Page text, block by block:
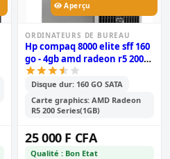
Aperçu
ORDINATEURS DE BUREAU
Hp compaq 8000 elite sff 160
go - 4gb amd radeon r5 200
series(1gb)
Disque dur: 160 GO SATA
Carte graphics: AMD Radeon
R5 200 Series(1GB)
25 000 F CFA
Qualité : Bon Etat